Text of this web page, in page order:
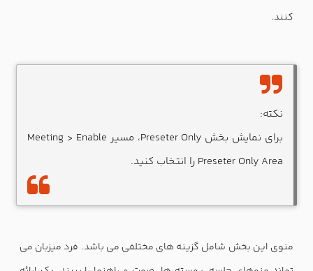
کنند.
نکته:
برای نمایش بخش Preseter Only، مسیر Meeting > Enable
Preseter Only Area را انتخاب کنید.
منوی این بخش شامل گزینه های مختلفی می باشد. فرد میزبان می